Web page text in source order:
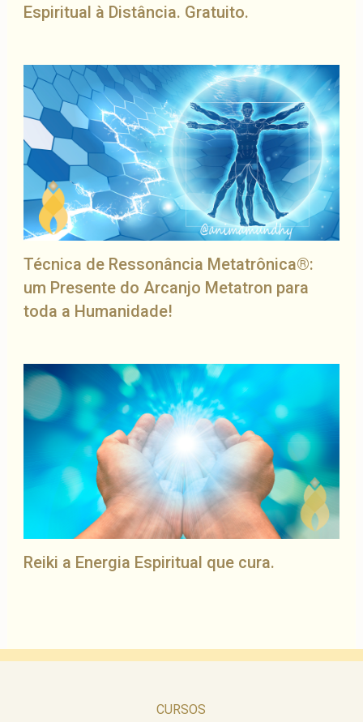
Espiritual à Distância. Gratuito.
Técnica de Ressonância Metatrônica®:
um Presente do Arcanjo Metatron para
toda a Humanidade!
Reiki a Energia Espiritual que cura.
CURSOS